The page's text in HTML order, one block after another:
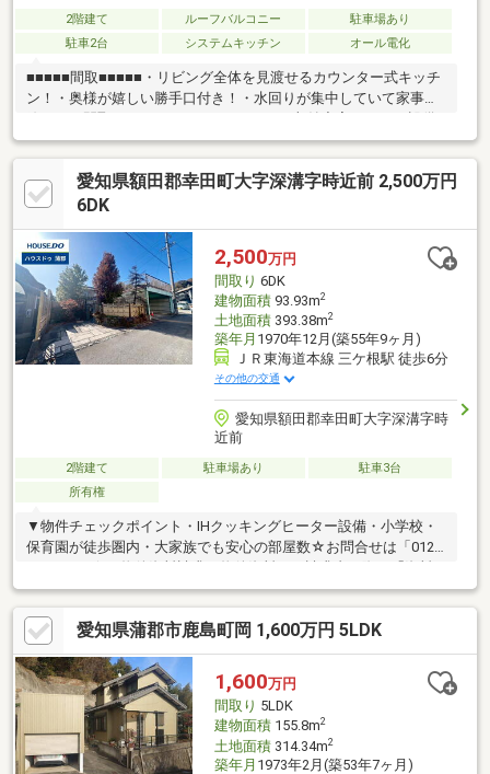
2階建て ルーフバルコニー
駐車場あり
駐車2台
システムキッチン オール電化
■■■■■間取■■■■■・リビング全体を見渡せるカウンター式キッチ
ン！・奥様が嬉しい勝手口付き！・水回りが集中していて家事動
■■■■■・オール電化住宅のため、ガス代がかかりません◎また、
火災リスクが減ります！・長期優良住宅のため、快適かつ安心で
きる家に世代を超えて住み継ぐことが可能です！・EVコンセント
がありますので電気自動車をお持ちの方はお家で充電が可能にな
りバス停も徒歩約5分で通勤・通学に便利です！・小、中学校が近
く、子育てに最適！
愛知県額田郡幸田町大字深溝字時近前 2,500万円
6DK
2,500万円
間取り 6DK
建物面積93.93m2
土地面積393.38m2
築年月 1970年12月(築55年9ヶ月)
ＪＲ東海道本線 三ケ根駅 徒歩6分
その他の交通
愛知県額田郡幸田町大字深溝字時
近前
2階建て 駐車場あり
駐車3台
所有権
▼物件チェックポイント・IHクッキングヒーター設備・小学校・
保育園が徒歩圏内・大家族でも安心の部屋数☆お問合せは「0120-
請求」ボタンからお願いします。↓ネット予約の詳細は「イベント
情報」欄にてご確認ください↓＼ご相談承っております／住宅ロー
ンのご相談・借入がある方・自営業の方・転職歴のある方・他に
借入がある方「自己資金はないけど…」「今の収入でいくら借り
られる？」住まい探しの夢や不安なこと、どんな些細なことでも
お気軽にご相談下さい！
愛知県蒲郡市鹿島町岡 1,600万円 5LDK
1,600万円
間取り 5LDK
建物面積155.8m2
土地面積314.34m2
築年月 1973年2月(築53年7ヶ月)